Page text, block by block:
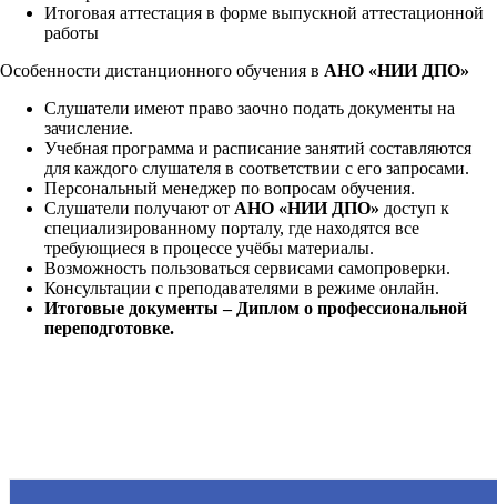
Итоговая аттестация в форме выпускной аттестационной
работы
Особенности дистанционного обучения в АНО «НИИ ДПО»
Слушатели имеют право заочно подать документы на
зачисление.
Учебная программа и расписание занятий составляются
для каждого слушателя в соответствии с его запросами.
Персональный менеджер по вопросам обучения.
Слушатели получают от АНО «НИИ ДПО» доступ к
специализированному порталу, где находятся все
требующиеся в процессе учёбы материалы.
Возможность пользоваться сервисами самопроверки.
Консультации с преподавателями в режиме онлайн.
Итоговые документы – Диплом о профессиональной
переподготовке.